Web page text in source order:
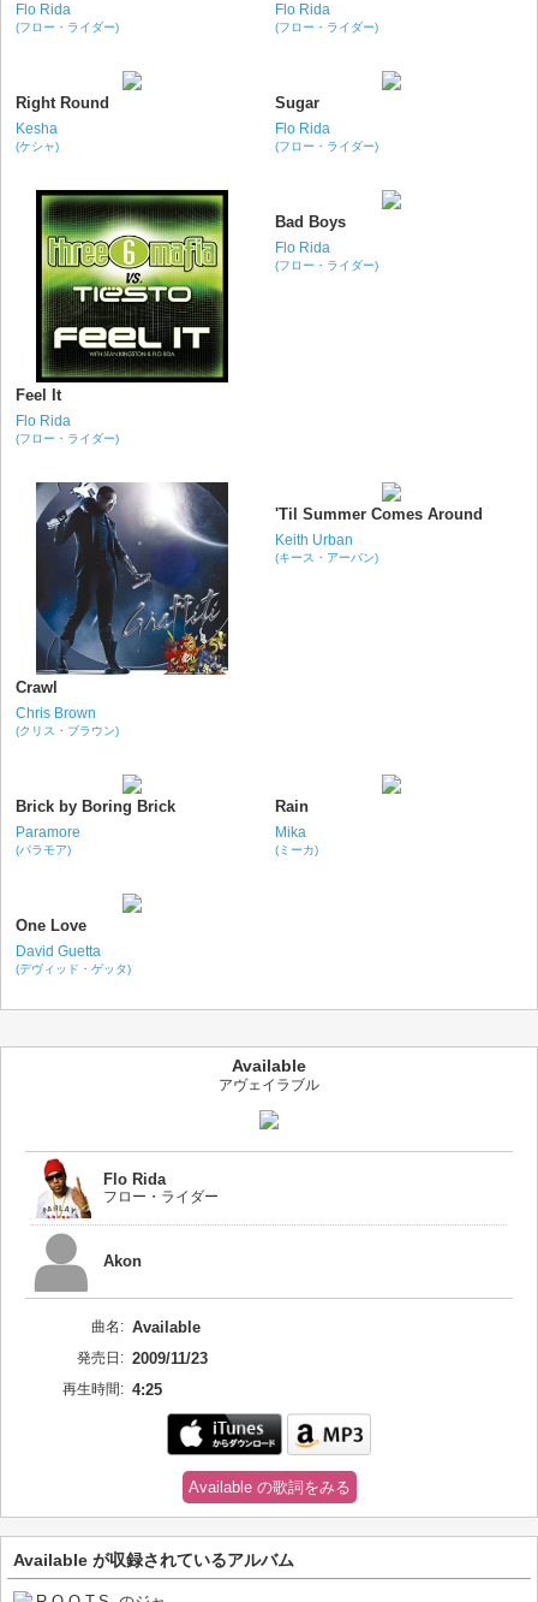
Flo Rida
(フロー・ライダー)
Flo Rida
(フロー・ライダー)
Right Round
Kesha
(ケシャ)
Sugar
Flo Rida
(フロー・ライダー)
Feel It
Flo Rida
(フロー・ライダー)
Bad Boys
Flo Rida
(フロー・ライダー)
Crawl
Chris Brown
(クリス・ブラウン)
'Til Summer Comes Around
Keith Urban
(キース・アーバン)
Brick by Boring Brick
Paramore
(パラモア)
Rain
Mika
(ミーカ)
One Love
David Guetta
(デヴィッド・ゲッタ)
Available
アヴェイラブル
Flo Rida
フロー・ライダー
Akon
曲名: Available
発売日: 2009/11/23
再生時間: 4:25
Available の歌詞をみる
Available が収録されているアルバム